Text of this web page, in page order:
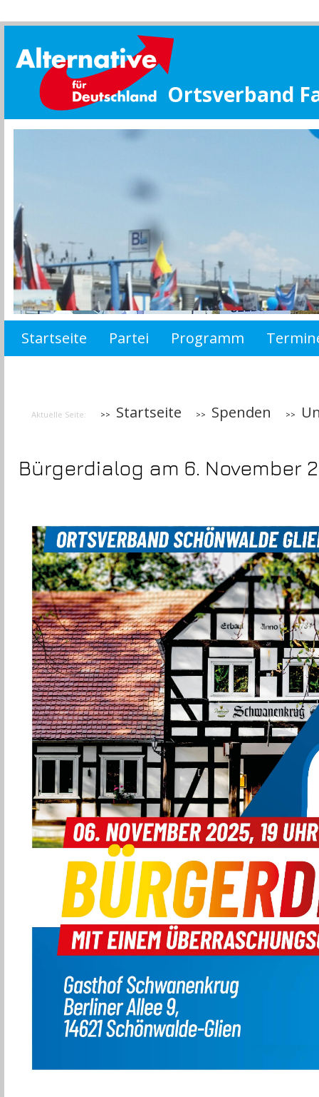
Ortsverband
Startseite Partei Programm
Aktuelle Seite: Startseite Spenden
Bürgerdialog am 6. November